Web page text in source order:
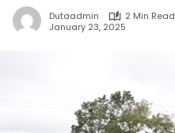
Dutaadmin
2 Min Read
January 23, 2025